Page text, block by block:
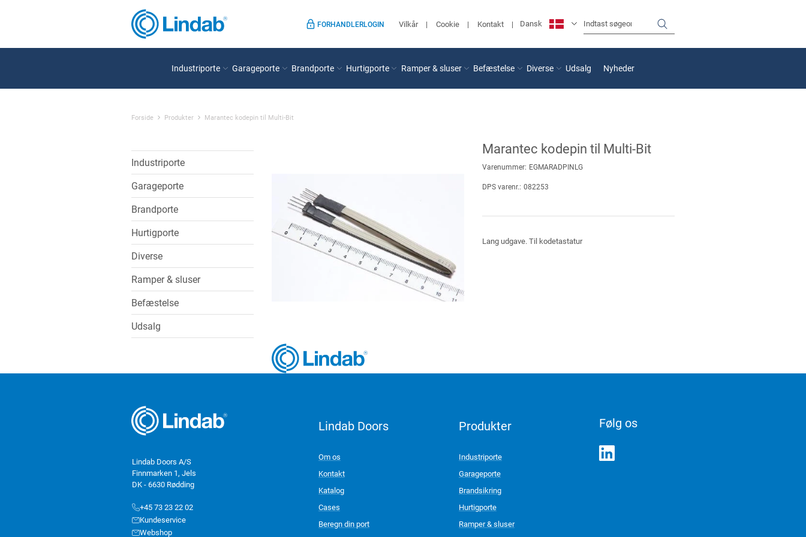
FORHANDLERLOGIN Vilkår Cookie Kontakt Dansk
Industriporte Garageporte Brandporte Hurtigporte Ramper & sluser Befæstelse Diverse Udsalg Nyheder
Forside Produkter Marantec kodepin til Multi-Bit
Industriporte
Garageporte
Brandporte
Hurtigporte
Diverse
Ramper & sluser
Befæstelse
Udsalg
Marantec kodepin til Multi-Bit
Varenummer: EGMARADPINLG
DPS varenr.: 082253
Lang udgave. Til kodetastatur
Lindab Doors A/S
Finnmarken 1, Jels
DK - 6630 Rødding
+45 73 23 22 02
Kundeservice
Webshop
Lindab Doors
Om os
Kontakt
Katalog
Cases
Beregn din port
Produkter
Industriporte
Garageporte
Brandsikring
Hurtigporte
Ramper & sluser
Følg os